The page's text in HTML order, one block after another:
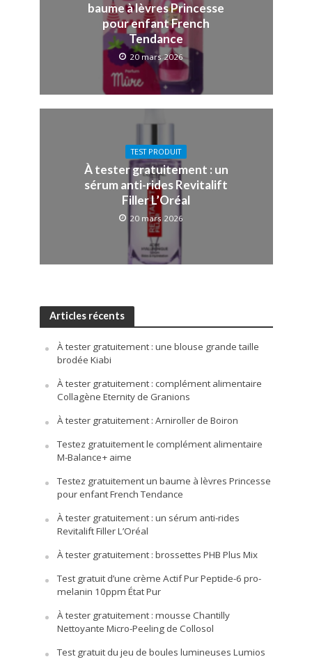
baume à lèvres Princesse
pour enfant French
Tendance
20 mars 2026
TEST PRODUIT
À tester gratuitement : un
sérum anti-rides Revitalift
Filler L’Oréal
20 mars 2026
Articles récents
À tester gratuitement : une blouse grande taille
brodée Kiabi
À tester gratuitement : complément alimentaire
Collagène Eternity de Granions
À tester gratuitement : Arniroller de Boiron
Testez gratuitement le complément alimentaire
M-Balance+ aime
Testez gratuitement un baume à lèvres Princesse
pour enfant French Tendance
À tester gratuitement : un sérum anti-rides
Revitalift Filler L’Oréal
À tester gratuitement : brossettes PHB Plus Mix
Test gratuit d’une crème Actif Pur Peptide-6 pro-
melanin 10ppm État Pur
À tester gratuitement : mousse Chantilly
Nettoyante Micro-Peeling de Collosol
Test gratuit du jeu de boules lumineuses Lumios